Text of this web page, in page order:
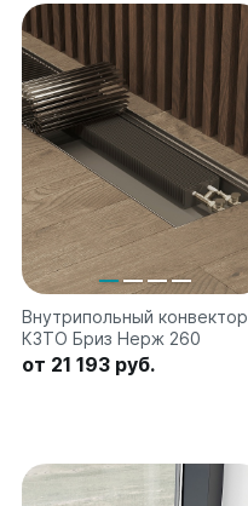
Внутрипольный конвектор
КЗТО Бриз Нерж 260
от 21 193 руб.